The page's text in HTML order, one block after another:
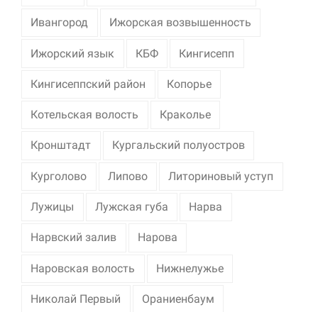
Ивангород Ижорская возвышенность
Ижорский язык КБФ Кингисепп
Кингисеппский район Копорье
Котельская волость Краколье
Кронштадт Кургальский полуостров
Курголово Липово Литориновый уступ
Лужицы Лужская губа Нарва
Нарвский залив Нарова
Наровская волость Нижнелужье
Николай Первый Ораниенбаум